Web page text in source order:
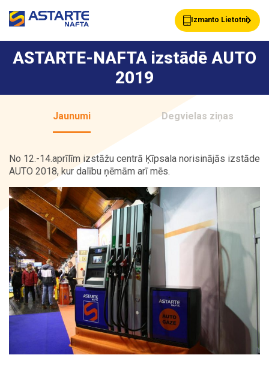
Izmanto Lietotni
Uzpildes stacijas
Pakalpojumi Astarte Bizness
Vairumtirdzniecība Par ASTARTE
Kontakti
ASTARTE-NAFTA izstādē AUTO
2019
Jaunumi Degvielas ziņas
No 12.-14.aprīlīm izstāžu centrā Ķīpsala norisinājās izstāde
AUTO 2018, kur dalību ņēmām arī mēs.